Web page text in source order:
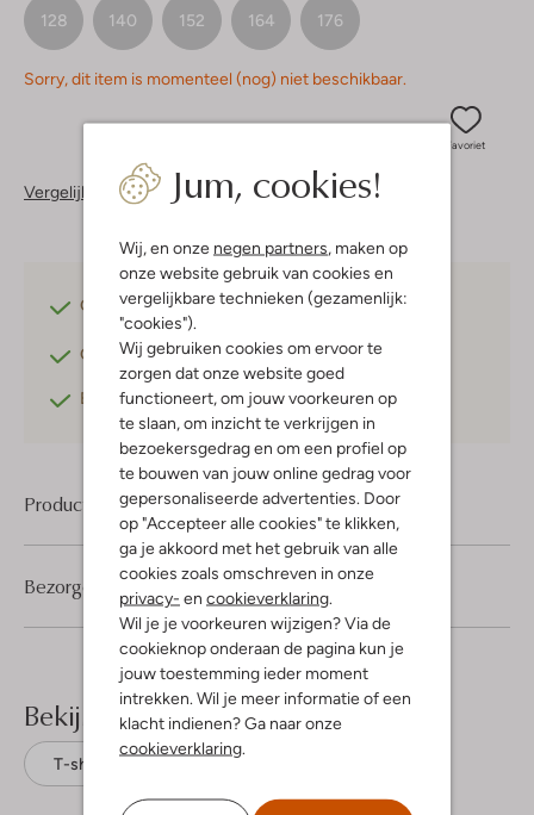
Jum, cookies!
Wij, en onze negen partners, maken op
onze website gebruik van cookies en
vergelijkbare technieken (gezamenlijk:
"cookies").
Wij gebruiken cookies om ervoor te
zorgen dat onze website goed
functioneert, om jouw voorkeuren op
te slaan, om inzicht te verkrijgen in
bezoekersgedrag en om een profiel op
te bouwen van jouw online gedrag voor
gepersonaliseerde advertenties. Door
op "Accepteer alle cookies" te klikken,
ga je akkoord met het gebruik van alle
cookies zoals omschreven in onze
privacy- en cookieverklaring.
Wil je je voorkeuren wijzigen? Via de
cookieknop onderaan de pagina kun je
jouw toestemming ieder moment
intrekken. Wil je meer informatie of een
klacht indienen? Ga naar onze
cookieverklaring.
128 140 152 164 176
Sorry, dit item is momenteel (nog) niet beschikbaar.
Favoriet
Vergelijkbare items
Gratis verzendingvanaf €75,-
Gratis retournerenbinnen 30 dagen*
Betaal achterafmet Klarna
Product informatie
Bezorgen & retourneren
Bekijk meer
T-shirts Nik & Nik